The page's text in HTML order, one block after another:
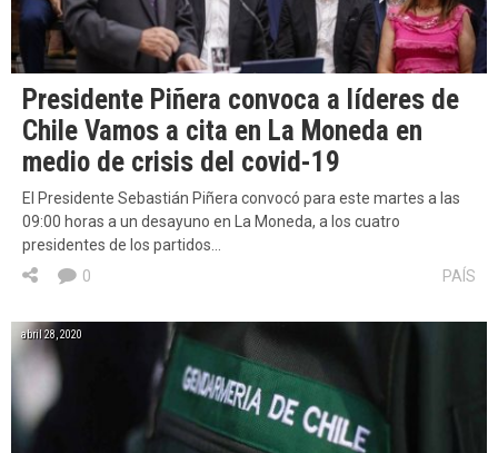
Presidente Piñera convoca a líderes de
Chile Vamos a cita en La Moneda en
medio de crisis del covid-19
El Presidente Sebastián Piñera convocó para este martes a las
09:00 horas a un desayuno en La Moneda, a los cuatro
presidentes de los partidos…
PAÍS
0
abril 28, 2020